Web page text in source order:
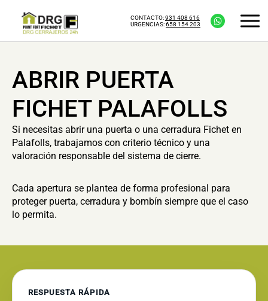
CONTACTO:931 408 616
URGENCIAS:658 154 203
ABRIR PUERTA
FICHET PALAFOLLS
Si necesitas abrir una puerta o una cerradura Fichet en
Palafolls, trabajamos con criterio técnico y una
valoración responsable del sistema de cierre.
Cada apertura se plantea de forma profesional para
proteger puerta, cerradura y bombín siempre que el caso
lo permita.
RESPUESTA RÁPIDA